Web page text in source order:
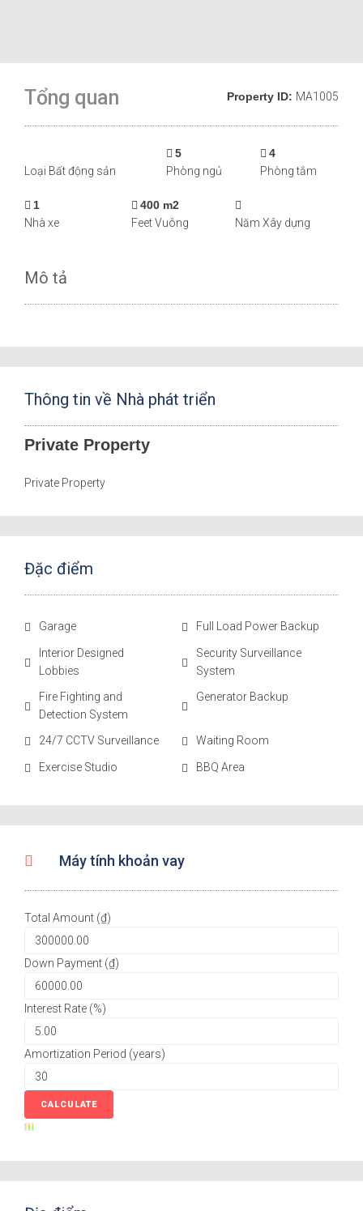
Tổng quan Property ID: MA1005
Loại Bất động sản
5
Phòng ngủ
4
Phòng tắm
1
Nhà xe
400 m2
Feet Vuông
Năm Xây dựng
Mô tả
Thông tin về Nhà phát triển
Private Property
Private Property
Đặc điểm
Garage Full Load Power Backup
Interior Designed
Lobbies
Security Surveillance
System
Fire Fighting and
Detection System
Generator Backup
24/7 CCTV Surveillance Waiting Room
Exercise Studio BBQ Area
Máy tính khoản vay
Total Amount (₫)
Down Payment (₫)
Interest Rate (%)
Amortization Period (years)